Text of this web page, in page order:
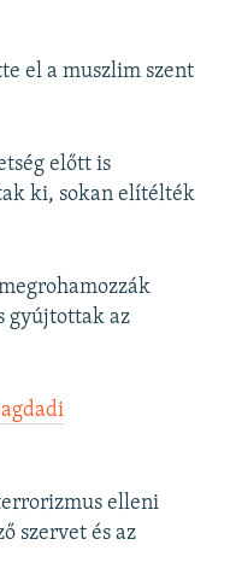
el a muszlim szent
előtt is
ki, sokan elítélték
gyújtottak az
elleni
szervet és az